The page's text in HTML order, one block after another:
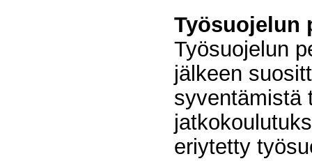
Työsuojelun
Työsuojelun
jälkeen
syventämistä
eriytetty